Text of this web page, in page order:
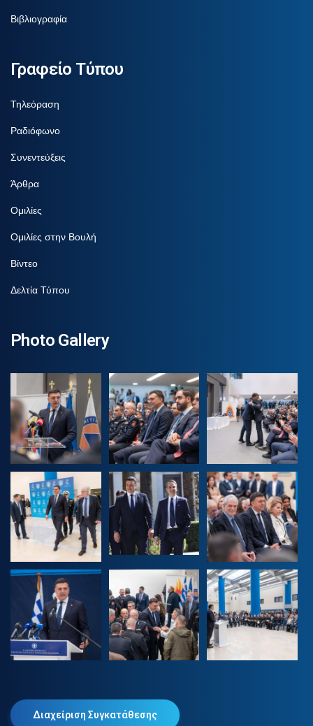
Βιβλιογραφία
Γραφείο Τύπου
Τηλεόραση
Ραδιόφωνο
Συνεντεύξεις
Άρθρα
Ομιλίες
Ομιλίες στην Βουλή
Βίντεο
Δελτία Τύπου
Photo Gallery
Διαχείριση Συγκατάθεσης